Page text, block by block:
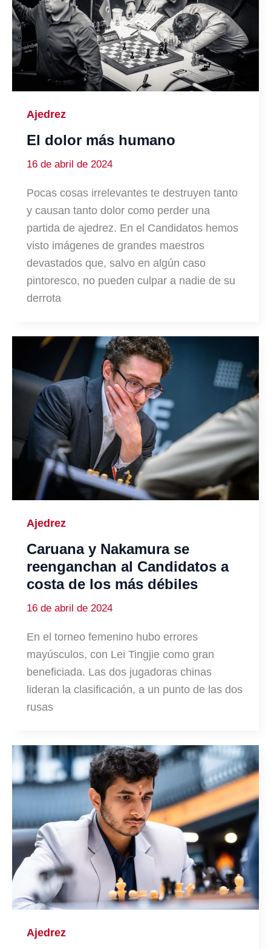
Ajedrez
El dolor más humano
16 de abril de 2024
Pocas cosas irrelevantes te destruyen tanto
y causan tanto dolor como perder una
partida de ajedrez. En el Candidatos hemos
visto imágenes de grandes maestros
devastados que, salvo en algún caso
pintoresco, no pueden culpar a nadie de su
derrota
Ajedrez
Caruana y Nakamura se
reenganchan al Candidatos a
costa de los más débiles
16 de abril de 2024
En el torneo femenino hubo errores
mayúsculos, con Lei Tingjie como gran
beneficiada. Las dos jugadoras chinas
lideran la clasificación, a un punto de las dos
rusas
Ajedrez